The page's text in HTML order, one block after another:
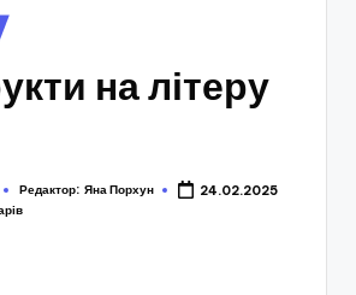
на літеру
Редактор: Яна Порхун
24.02.2025